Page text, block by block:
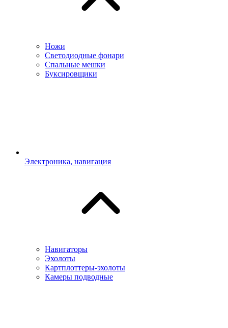
Ножи
Светодиодные фонари
Спальные мешки
Буксировщики
Электроника, навигация
Навигаторы
Эхолоты
Картплоттеры-эхолоты
Камеры подводные